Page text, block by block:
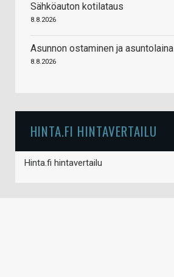
Sähköauton kotilataus
8.8.2026
Asunnon ostaminen ja asuntolaina
8.8.2026
HINTA.FI HINTAVERTAILU
Hinta.fi hintavertailu